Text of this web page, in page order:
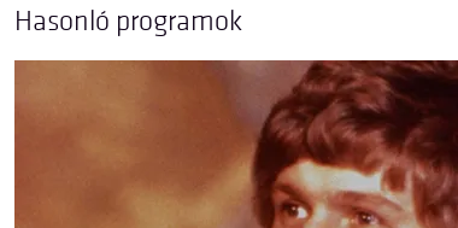
Hasonló programok